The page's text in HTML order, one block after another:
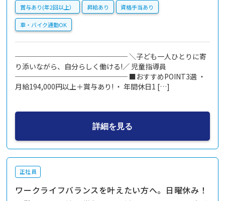
賞与あり(年2回以上） 昇給あり 資格手当あり
車・バイク通勤OK
──────────────── ＼子ども一人ひとりに寄
り添いながら、自分らしく働ける!／ 児童指導員
──────────────── ■おすすめPOINT3選 ・
月給194,000円以上＋賞与あり! ・ 年間休日1 […]
詳細を見る
正社員
ワークライフバランスを叶えたい方へ。日曜休み！